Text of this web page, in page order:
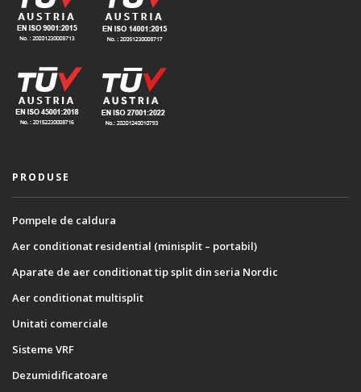
PRODUSE
Pompele de caldura
Aer conditionat residential (minisplit – portabil)
Aparate de aer conditionat tip split din seria Nordic
Aer conditionat multisplit
Unitati comerciale
Sisteme VRF
Dezumidificatoare